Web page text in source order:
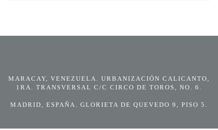
MARACAY, VENEZUELA. URBANIZACIÓN CALICANTO,
1RA. TRANSVERSAL C/C CIRCO DE TOROS, NO. 6.
MADRID, ESPAÑA. GLORIETA DE QUEVEDO 9, PISO 5.